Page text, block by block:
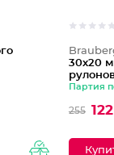
30х20
Партия
255 122